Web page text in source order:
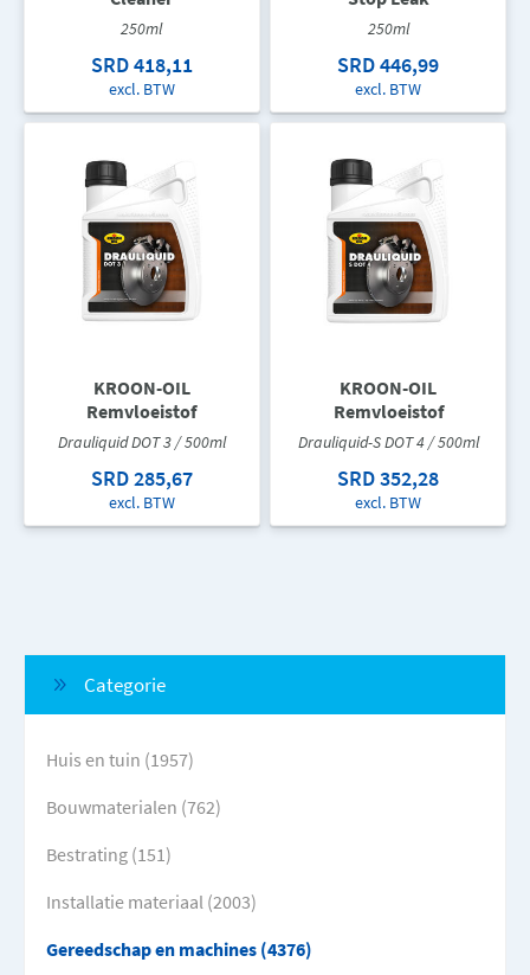
250ml
SRD 418,11
excl. BTW
250ml
SRD 446,99
excl. BTW
KROON-OIL
Remvloeistof
Drauliquid DOT 3 / 500ml
SRD 285,67
excl. BTW
KROON-OIL
Remvloeistof
Drauliquid-S DOT 4 / 500ml
SRD 352,28
excl. BTW
Categorie
Huis en tuin (1957)
Bouwmaterialen (762)
Bestrating (151)
Installatie materiaal (2003)
Gereedschap en machines (4376)